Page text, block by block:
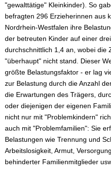
"gewalttätige" Kleinkinder). So
befragten 296 Erzieherinnen aus
Nordrhein-Westfalen ihre
der betreuten Kinder auf einer
durchschnittlich 1,4 an, wobei die
"überhaupt" nicht stand. Dieser
größte Belastungsfaktor - er lag
zur Belastung durch die Anzahl
die Erwartungen des Trägers,
oder diejenigen der eigenen
nicht nur mit "Problemkindern"
auch mit "Problemfamilien": Sie
Belastungen wie Trennung und
Arbeitslosigkeit, Armut,
behinderter Familienmitglieder